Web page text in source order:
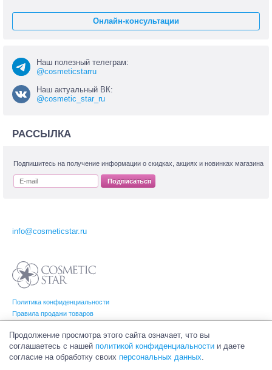
Онлайн-консультации
Наш полезный телеграм:
@cosmeticstarru
Наш актуальный ВК:
@cosmetic_star_ru
РАССЫЛКА
Подпишитесь на получение информации о скидках, акциях и новинках магазина
Подписаться
Политика конфиденциальности
Правила продажи товаров
info@cosmeticstar.ru
Продолжение просмотра этого сайта означает, что вы
соглашаетесь с нашей политикой конфиденциальности и даете
согласие на обработку своих персональных данных.